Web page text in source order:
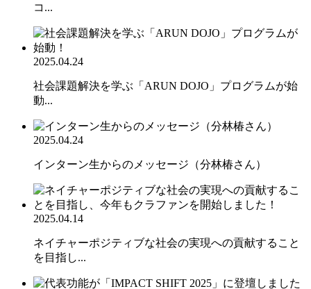
コ...
2025.04.24
社会課題解決を学ぶ「ARUN DOJO」プログラムが始
動...
2025.04.24
インターン生からのメッセージ（分林椿さん）
2025.04.14
ネイチャーポジティブな社会の実現への貢献すること
を目指し...